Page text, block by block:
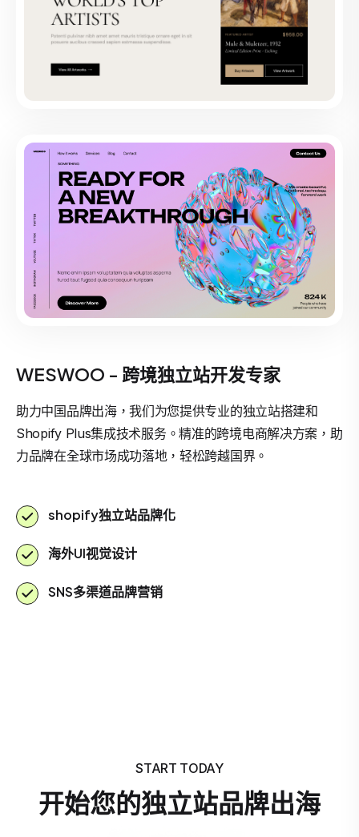
WESWOO - 跨境独立站开发专家
助力中国品牌出海，我们为您提供专业的独立站搭建和
Shopify Plus集成技术服务。精准的跨境电商解决方案，助
力品牌在全球市场成功落地，轻松跨越国界。
shopify独立站品牌化
海外UI视觉设计
SNS多渠道品牌营销
START TODAY
开始您的独立站品牌出海